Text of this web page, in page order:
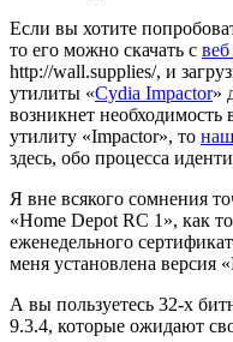
Если вы хотите
то его можно скачать с
http://wall.supplies/, и
утилиты «Cydia Impactor»
возникнет необходимость
утилиту «Impactor», то
здесь, обо процесса
Я вне всякого сомнения
«Home Depot RC 1», как
еженедельного
меня установлена версия
А вы пользуетесь 32-х
9.3.4, которые ожидают